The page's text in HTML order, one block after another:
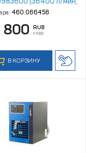
460.066456
800 RUB
с НДС
В КОРЗИНУ